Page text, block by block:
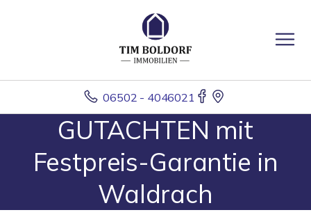
06502 - 4046021
GUTACHTEN mit
Festpreis-Garantie in
Waldrach